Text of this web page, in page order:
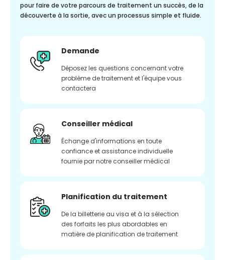
pour faire de votre parcours de traitement un succès, de la
découverte à la sortie, avec un processus simple et fluide.
Demande
Déposez les questions concernant votre
problème de traitement et l'équipe vous
contactera
Conseiller médical
Échange d'informations en toute
confiance et assistance individuelle
fournie par notre conseiller médical
Planification du traitement
De la billetterie au visa et à la sélection
des forfaits les plus abordables en
matière de planification de traitement